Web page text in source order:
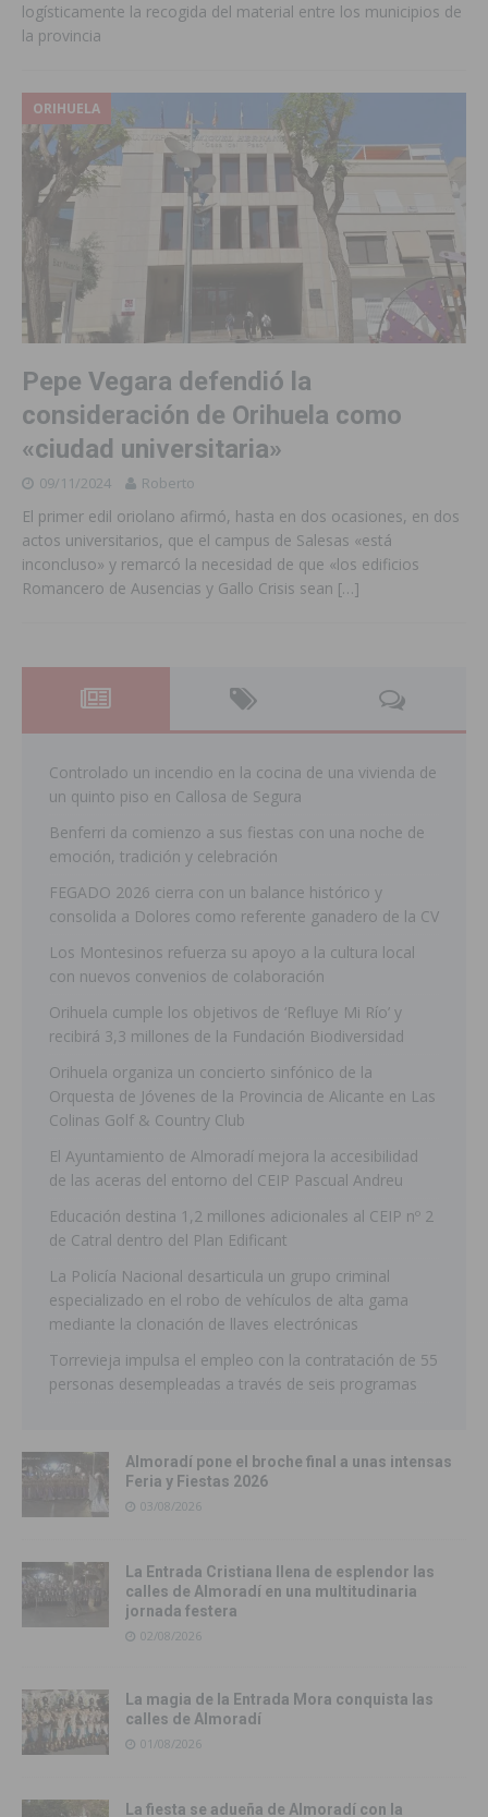
logísticamente la recogida del material entre los municipios de
la provincia
ORIHUELA
Pepe Vegara defendió la
consideración de Orihuela como
«ciudad universitaria»
09/11/2024 Roberto
El primer edil oriolano afirmó, hasta en dos ocasiones, en dos
actos universitarios, que el campus de Salesas «está
inconcluso» y remarcó la necesidad de que «los edificios
Romancero de Ausencias y Gallo Crisis sean […]
Controlado un incendio en la cocina de una vivienda de
un quinto piso en Callosa de Segura
Benferri da comienzo a sus fiestas con una noche de
emoción, tradición y celebración
FEGADO 2026 cierra con un balance histórico y
consolida a Dolores como referente ganadero de la CV
Los Montesinos refuerza su apoyo a la cultura local
con nuevos convenios de colaboración
Orihuela cumple los objetivos de ‘Refluye Mi Río’ y
recibirá 3,3 millones de la Fundación Biodiversidad
Orihuela organiza un concierto sinfónico de la
Orquesta de Jóvenes de la Provincia de Alicante en Las
Colinas Golf & Country Club
El Ayuntamiento de Almoradí mejora la accesibilidad
de las aceras del entorno del CEIP Pascual Andreu
Educación destina 1,2 millones adicionales al CEIP nº 2
de Catral dentro del Plan Edificant
La Policía Nacional desarticula un grupo criminal
especializado en el robo de vehículos de alta gama
mediante la clonación de llaves electrónicas
Torrevieja impulsa el empleo con la contratación de 55
personas desempleadas a través de seis programas
Almoradí pone el broche final a unas intensas
Feria y Fiestas 2026
03/08/2026
La Entrada Cristiana llena de esplendor las
calles de Almoradí en una multitudinaria
jornada festera
02/08/2026
La magia de la Entrada Mora conquista las
calles de Almoradí
01/08/2026
La fiesta se adueña de Almoradí con la